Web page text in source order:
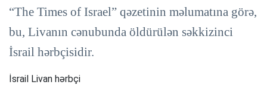
“The Times of Israel” qəzetinin məlumatına görə,
bu, Livanın cənubunda öldürülən səkkizinci
İsrail hərbçisidir.
İsrail Livan hərbçi